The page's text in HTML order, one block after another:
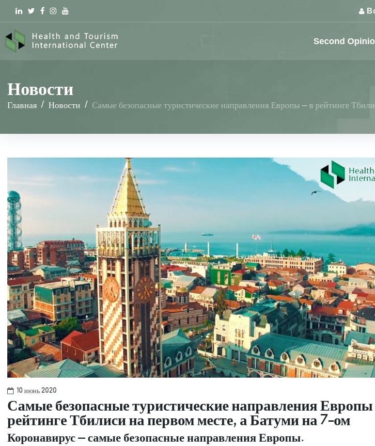
Linkedin
TwitterFacebook
Instagram
youtube
Second
Новости
Главная / Новости / Самые безопасные туристические направления Европы – в рейтинге
10 июнь 2020
Самые безопасные туристические направления
рейтинге Тбилиси на первом месте, а Батуми на 7-ом
Коронавирус – самые безопасные направления Европы.